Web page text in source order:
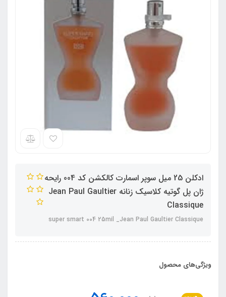
ادکلن 25 میل سوپر اسمارت کالکشن کد 004 رایحه
ژان پل گوتیه کلاسیک زنانه Jean Paul Gaultier
Classique
super smart 004 25mil _Jean Paul Gaultier Classique
ویژگی‌های محصول